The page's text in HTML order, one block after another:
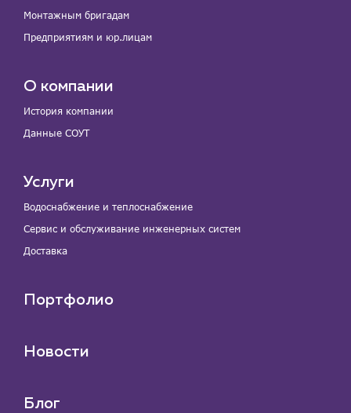
Монтажным бригадам
Предприятиям и юр.лицам
О компании
История компании
Данные СОУТ
Услуги
Водоснабжение и теплоснабжение
Сервис и обслуживание инженерных систем
Доставка
Портфолио
Новости
Блог